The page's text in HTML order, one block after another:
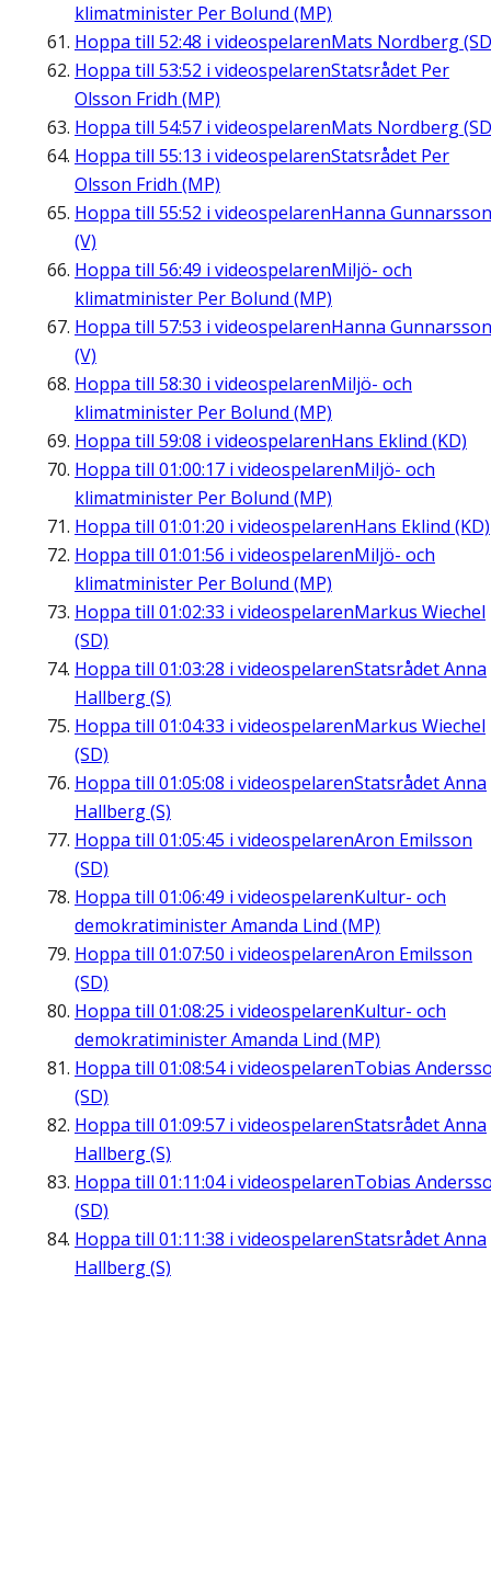
klimatminister Per Bolund (MP)
Hoppa till 52:48 i videospelarenMats Nordberg
Hoppa till 53:52 i videospelarenStatsrådet Per
Olsson Fridh (MP)
Hoppa till 54:57 i videospelarenMats Nordberg
Hoppa till 55:13 i videospelarenStatsrådet Per
Olsson Fridh (MP)
Hoppa till 55:52 i videospelarenHanna Gunnarsson
(V)
Hoppa till 56:49 i videospelarenMiljö- och
klimatminister Per Bolund (MP)
Hoppa till 57:53 i videospelarenHanna Gunnarsson
(V)
Hoppa till 58:30 i videospelarenMiljö- och
klimatminister Per Bolund (MP)
Hoppa till 59:08 i videospelarenHans Eklind (KD)
Hoppa till 01:00:17 i videospelarenMiljö- och
klimatminister Per Bolund (MP)
Hoppa till 01:01:20 i videospelarenHans Eklind (KD)
Hoppa till 01:01:56 i videospelarenMiljö- och
klimatminister Per Bolund (MP)
Hoppa till 01:02:33 i videospelarenMarkus Wiechel
(SD)
Hoppa till 01:03:28 i videospelarenStatsrådet Anna
Hallberg (S)
Hoppa till 01:04:33 i videospelarenMarkus Wiechel
(SD)
Hoppa till 01:05:08 i videospelarenStatsrådet Anna
Hallberg (S)
Hoppa till 01:05:45 i videospelarenAron Emilsson
(SD)
Hoppa till 01:06:49 i videospelarenKultur- och
demokratiminister Amanda Lind (MP)
Hoppa till 01:07:50 i videospelarenAron Emilsson
(SD)
Hoppa till 01:08:25 i videospelarenKultur- och
demokratiminister Amanda Lind (MP)
Hoppa till 01:08:54i videospelarenTobias
(SD)
Hoppa till 01:09:57 i videospelarenStatsrådet Anna
Hallberg (S)
Hoppa till 01:11:04i videospelarenTobias
(SD)
Hoppa till 01:11:38 i videospelarenStatsrådet Anna
Hallberg (S)